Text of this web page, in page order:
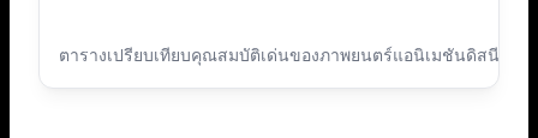
ตารางเปรียบเทียบคุณสมบัติเด่นของภาพยนตร์แอนิเมชันดิสนีย์ 5 เ